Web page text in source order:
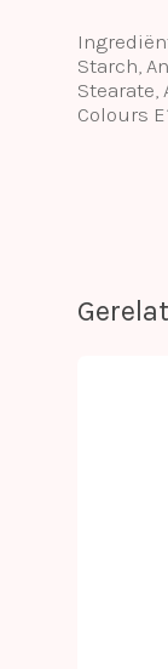
Starch,
Stearate,
Colours